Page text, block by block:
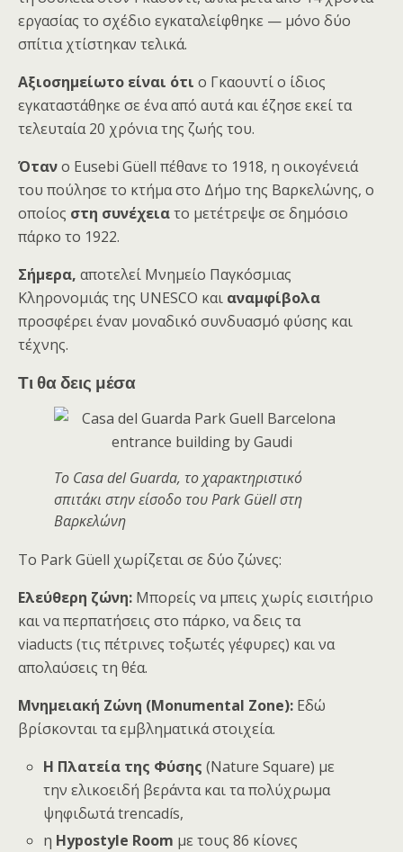
εργασίας το σχέδιο εγκαταλείφθηκε — μόνο δύο
σπίτια χτίστηκαν τελικά.
Αξιοσημείωτο είναι ότι ο Γκαουντί ο ίδιος
εγκαταστάθηκε σε ένα από αυτά και έζησε εκεί τα
τελευταία 20 χρόνια της ζωής του.
Ότανο Eusebi Güell πέθανε το 1918, η οικογένειά
του πούλησε το κτήμα στο Δήμο της Βαρκελώνης, ο
οποίος στη συνέχειατο μετέτρεψε σε δημόσιο
πάρκο το 1922.
Σήμερα, αποτελεί Μνημείο Παγκόσμιας
Κληρονομιάς της UNESCO και αναμφίβολα
προσφέρει έναν μοναδικό συνδυασμό φύσης και
τέχνης.
Τι θα δεις μέσα
Το Casa del Guarda, το χαρακτηριστικό
σπιτάκι στην είσοδο του Park Güell στη
Βαρκελώνη
Το Park Güell χωρίζεται σε δύο ζώνες:
Ελεύθερη ζώνη: Μπορείς να μπεις χωρίς εισιτήριο
και να περπατήσεις στο πάρκο, να δεις τα
viaducts (τις πέτρινες τοξωτές γέφυρες) και να
απολαύσεις τη θέα.
Μνημειακή Ζώνη (Monumental Zone): Εδώ
βρίσκονται τα εμβληματικά στοιχεία.
Η Πλατεία της Φύσης(Nature Square) με
την ελικοειδή βεράντα και τα πολύχρωμα
ψηφιδωτά trencadís,
η Hypostyle Room με τους 86 κίονες